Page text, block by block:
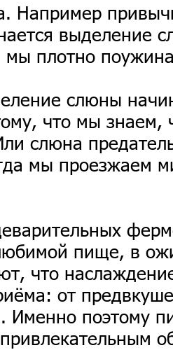
Например
выделение
мы плотно
слюны
что мы
слюна
мы проезжаем
пище, в
что
от
поэтому